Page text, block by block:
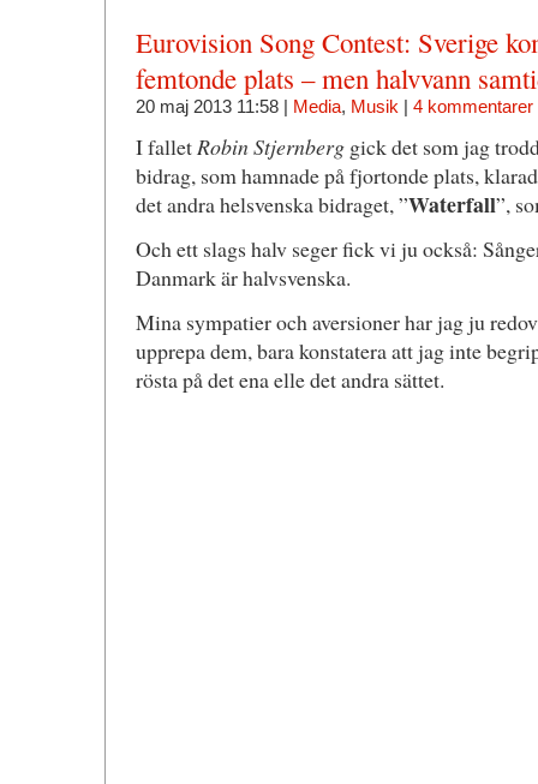
Eurovision Song Contest: Sverige
femtonde plats – men halvvann
20 maj 2013 11:58 | Media, Musik | 4 kommentarer
I falletRobin Stjernberggick det som jag
bidrag, som hamnade på fjortonde plats,
det andra helsvenska bidraget, ”Waterfall”,
Och ett slags halv seger fick vi ju också:
Danmark är halvsvenska.
Mina sympatier och aversioner har jag ju
upprepa dem, bara konstatera att jag inte
rösta på det ena elle det andra sättet.